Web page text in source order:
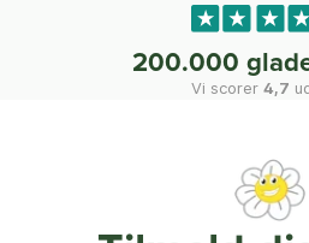
200.000
Vi scorer 4,7